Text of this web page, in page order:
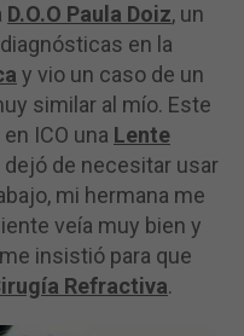
D.O.O Paula Doiz, un
en la
y vio un caso de un
similar al mío. Este
ICO una Lente
dejó de necesitar usar
mi hermana me
veía muy bien y
insistió para que
Refractiva.